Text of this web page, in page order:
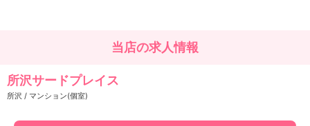
当店の求人情報
所沢サードプレイス
所沢 / マンション(個室)